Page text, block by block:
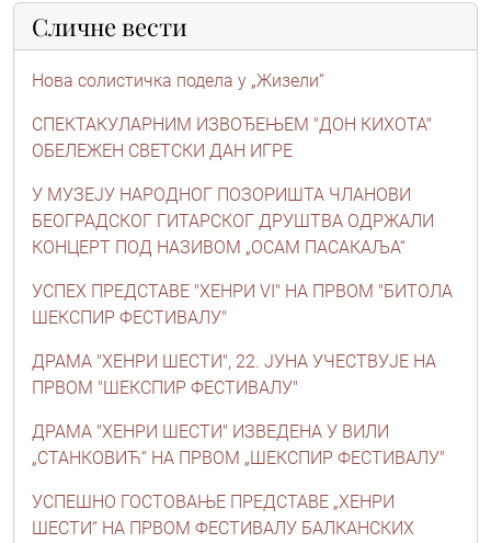
Сличне вести
Нова солистичка подела у „Жизели“
СПЕКТАКУЛАРНИМ ИЗВОЂЕЊЕМ "ДОН КИХОТА"
ОБЕЛЕЖЕН СВЕТСКИ ДАН ИГРЕ
У МУЗЕЈУ НАРОДНОГ ПОЗОРИШТА ЧЛАНОВИ
БЕОГРАДСКОГ ГИТАРСКОГ ДРУШТВА ОДРЖАЛИ
КОНЦЕРТ ПОД НАЗИВОМ „ОСАМ ПАСAКАЉА“
УСПЕХ ПРЕДСТАВЕ "ХЕНРИ VI" НА ПРВОМ "БИТОЛА
ШЕКСПИР ФЕСТИВАЛУ"
ДРАМА "ХЕНРИ ШЕСТИ", 22. ЈУНА УЧЕСТВУЈЕ НА
ПРВОМ "ШЕКСПИР ФЕСТИВАЛУ"
ДРАМА "ХЕНРИ ШЕСТИ" ИЗВЕДЕНА У ВИЛИ
„СТАНКОВИЋ“ НА ПРВОМ „ШЕКСПИР ФЕСТИВАЛУ"
УСПЕШНО ГОСТОВАЊЕ ПРЕДСТАВЕ „ХЕНРИ
ШЕСТИ“ НА ПРВОМ ФЕСТИВАЛУ БАЛКАНСКИХ